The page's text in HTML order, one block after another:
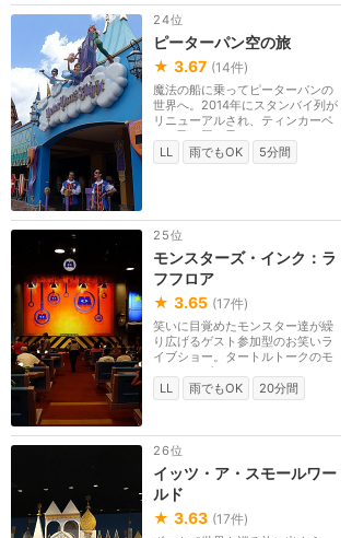
24位
ピーターパン空の旅
★ 3.67 (14件)
魔法の船に乗ってピーターパンの
世界へ。2014年にスタンバイ列が
リニューアルされ、ティンカーベ
ルが飛び回る子ど...
LL
雨でもOK 5分間
25位
モンスターズ・インク：ラ
フフロア
★ 3.65 (17件)
笑いに目覚めたモンスター達が繰
り広げるゲスト参加型のお笑いラ
イブショー。タートルトークのモ
ンスターズ・イン...
LL
雨でもOK 20分間
26位
イッツ・ア・スモールワー
ルド
★ 3.63 (17件)